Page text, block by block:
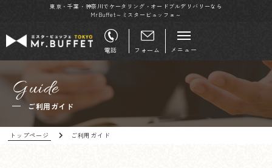
東京・千葉・神奈川でケータリング・オードブルデリバリーなら
MrBuffet～ミスタービュッフェ～
電話 フォーム メニュー
Guide
ご利用ガイド
トップページ ご利用ガイド